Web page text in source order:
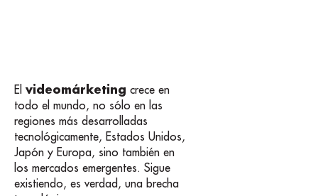
El videomárketing crece en
todo el mundo, no sólo en las
regiones más desarrolladas
tecnológicamente, Estados Unidos,
Japón y Europa, sino también en
los mercados emergentes. Sigue
existiendo, es verdad, una brecha